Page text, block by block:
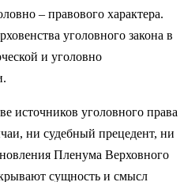
– правового характера.
уголовного закона в
и уголовно
источников уголовного права
ни судебный прецедент, ни
Пленума Верховного
сущность и смысл